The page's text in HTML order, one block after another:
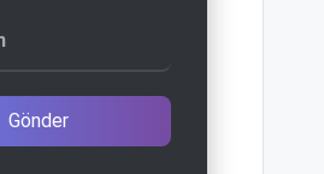
Gönder